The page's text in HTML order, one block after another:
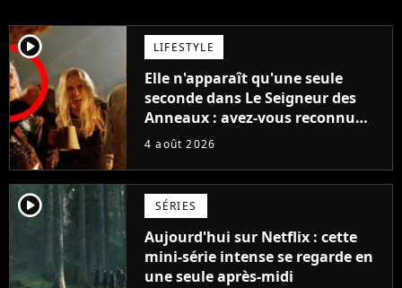
player2 LIFESTYLE
Elle n'apparaît qu'une seule
seconde dans Le Seigneur des
Anneaux : avez-vous reconnu
cette légende du cinéma dans la
4 août 2026
player2 SÉRIES
Aujourd'hui sur Netflix : cette
mini-série intense se regarde en
une seule après-midi